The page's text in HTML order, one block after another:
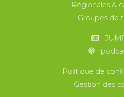
Régionales &
Groupes de
Politique de
Gestion des